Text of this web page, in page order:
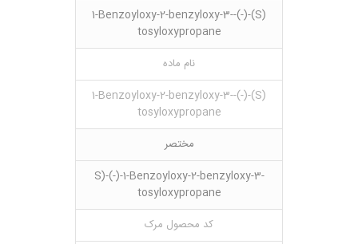
(S)-(-)-1-Benzoyloxy-2-benzyloxy-3-
tosyloxypropane
نام ماده
(S)-(-)-1-Benzoyloxy-2-benzyloxy-3-
tosyloxypropane
مختصر
S)-(-)-1-Benzoyloxy-2-benzyloxy-3-
tosyloxypropane
کد محصول مرک